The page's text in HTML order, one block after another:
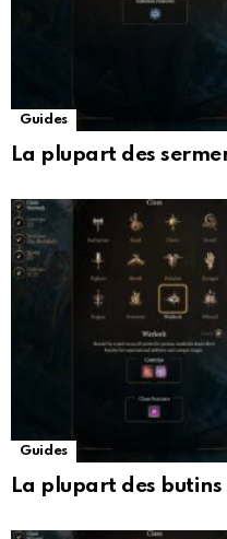
Guides
La plupart des
Guides
La plupart des butins